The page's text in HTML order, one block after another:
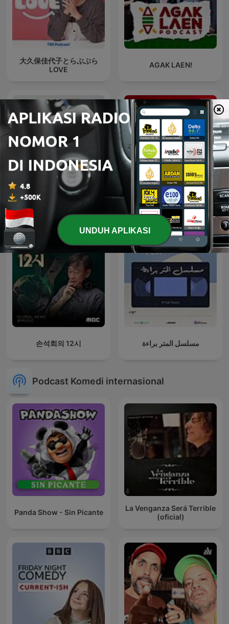
大久保佳代子とらぶぶら
LOVE
AGAK LAEN!
Les Grosses Têtes
손석희의 12시 مسلسل المتر براءة
Podcast Komedi internasional
Panda Show - Sin Picante
La Venganza Será Terrible
(oficial)
UNDUH APLIKASI